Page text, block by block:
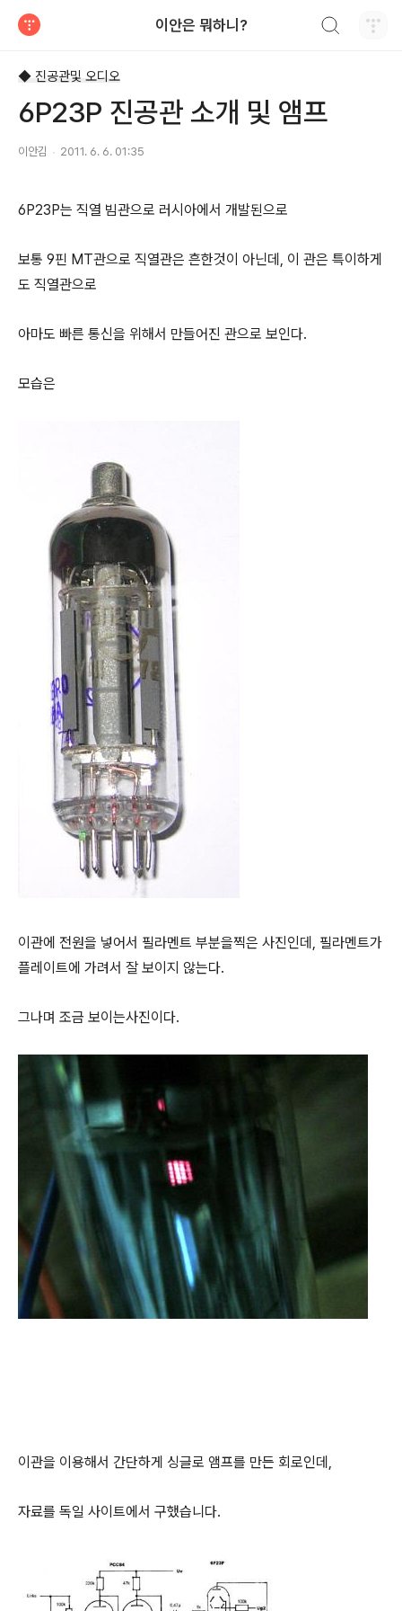
이안은 뭐하니?
◆ 진공관및 오디오
6P23P 진공관 소개 및 앰프
이안김 2011. 6. 6. 01:35
6P23P는 직열 빔관으로 러시아에서 개발된으로
보통 9핀 MT관으로 직열관은 흔한것이 아닌데, 이 관은 특이하게
도 직열관으로
아마도 빠른 통신을 위해서 만들어진 관으로 보인다.
모습은
이관에 전원을 넣어서 필라멘트 부분을찍은 사진인데, 필라멘트가
플레이트에 가려서 잘 보이지 않는다.
그나며 조금 보이는사진이다.
이관을 이용해서 간단하게 싱글로 앰프를 만든 회로인데,
자료를 독일 사이트에서 구했습니다.